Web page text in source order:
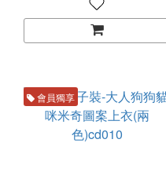
會員獨享